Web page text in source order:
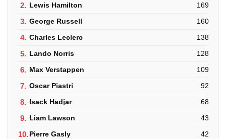
2. Lewis Hamilton 169
3. George Russell 160
4. Charles Leclerc 138
5. Lando Norris 128
6. Max Verstappen 109
7. Oscar Piastri 92
8. Isack Hadjar 68
9. Liam Lawson 43
10.Pierre Gasly 42